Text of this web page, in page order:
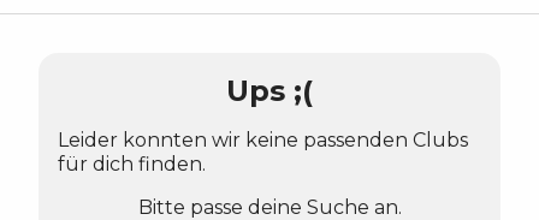
Ups ;(
Leider konnten wir keine passenden Clubs
für dich finden.
Bitte passe deine Suche an.